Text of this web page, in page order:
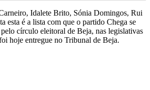
Idalete Brito, Sónia Domingos, Rui
esta é a lista com que o partido Chega se
círculo eleitoral de Beja, nas legislativas
hoje entregue no Tribunal de Beja.